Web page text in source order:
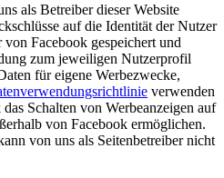
als Betreiber dieser Website
auf die Identität der Nutzer
Facebook gespeichert und
zum jeweiligen Nutzerprofil
für eigene Werbezwecke,
verwenden
Schalten von Werbeanzeigen auf
von Facebook ermöglichen.
von uns als Seitenbetreiber nicht